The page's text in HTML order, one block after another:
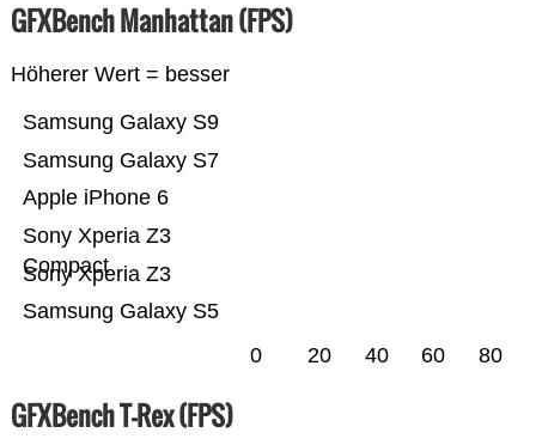
GFXBench Manhattan (FPS)
Höherer Wert = besser
Samsung Galaxy S5
Sony Xperia Z3
Sony Xperia Z3
Compact
Apple iPhone 6
Samsung Galaxy S7
Samsung Galaxy S9
0 20 40 60 80
GFXBench T-Rex (FPS)